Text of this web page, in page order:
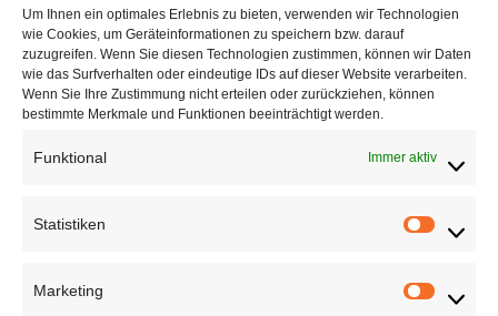
Um Ihnen ein optimales Erlebnis zu bieten, verwenden wir Technologien
wie Cookies, um Geräteinformationen zu speichern bzw. darauf
zuzugreifen. Wenn Sie diesen Technologien zustimmen, können wir Daten
wie das Surfverhalten oder eindeutige IDs auf dieser Website verarbeiten.
Wenn Sie Ihre Zustimmung nicht erteilen oder zurückziehen, können
bestimmte Merkmale und Funktionen beeinträchtigt werden.
Funktional Immer aktiv
Statistiken
Marketing
Landstrasse 130, LI-9494 Schaan, Liechtenstein
info@kss.li
+423 233 29 29